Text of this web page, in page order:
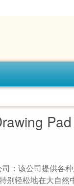
：该公司提供各
别轻松地在大自然